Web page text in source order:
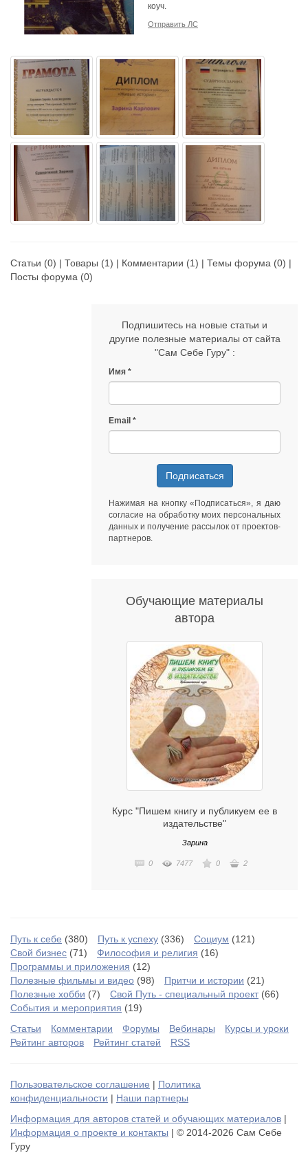
коуч.
Отправить ЛС
Статьи (0) | Товары (1) | Комментарии (1) | Темы форума (0) |
Посты форума (0)
Подпишитесь на новые статьи и
другие полезные материалы от сайта
"Сам Себе Гуру" :
Имя
Email
Подписаться
Нажимая на кнопку «Подписаться», я даю
согласие на обработку моих персональных
данных и получение рассылок от проектов-
партнеров
Обучающие материалы
автора
Курс "Пишем книгу и публикуем ее в
издательстве"
Зарина
0 7477 0 2
Путь к себе (380) Путь к успеху (336) Социум (121)
Свой бизнес (71) Философия и религия (16)
Программы и приложения (12)
Полезные фильмы и видео (98) Притчи и истории (21)
Полезные хобби (7) Свой Путь - специальный проект(66)
События и мероприятия (19)
Статьи
Комментарии Форумы Вебинары
Курсы и уроки
Рейтинг авторов
Рейтинг статей RSS
Пользовательское соглашение | Политика
конфиденциальности | Наши партнеры
Информация для авторов статей и обучающих материалов |
Информация о проекте и контакты | © 2014-2026 Сам Себе
Гуру